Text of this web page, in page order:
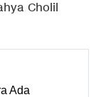
Cholil
Ada